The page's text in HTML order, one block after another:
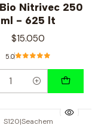
Nitrivec 250
ml - 625 lt
$15.050
5.0
S120|Seachem